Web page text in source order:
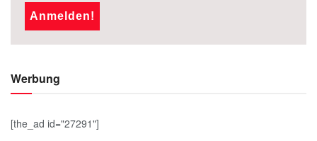
Werbung
[the_ad id="27291"]